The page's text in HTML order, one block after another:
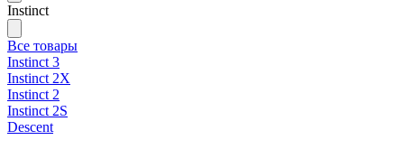
Instinct
Все товары
Instinct 3
Instinct 2X
Instinct 2
Instinct 2S
Descent